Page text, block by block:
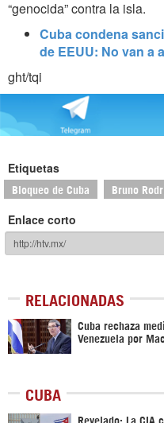
“genocida” contra la isla.
Cuba condena
de EEUU: No van a
ght/tqi
Etiquetas
Bloqueo de Cuba Bruno
Enlace corto
RELACIONADAS
Cuba rechaza
Venezuela por
CUBA
Revelado: La CIA